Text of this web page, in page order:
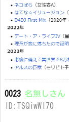
0023 名無しさん
ID:TSQiwWl70